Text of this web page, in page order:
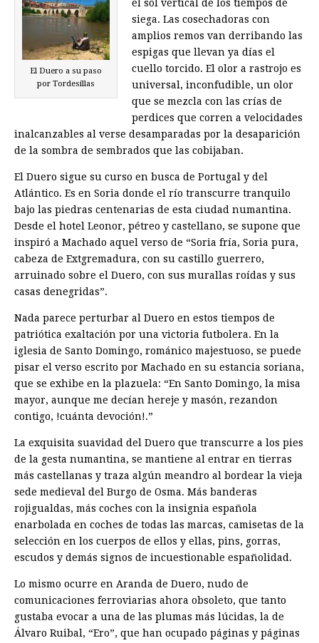
El Duero a su paso
por Tordesillas
el sol vertical de los tiempos de
siega. Las cosechadoras con
amplios remos van derribando las
espigas que llevan ya días el
cuello torcido. El olor a rastrojo es
universal, inconfudible, un olor
que se mezcla con las crías de
perdices que corren a velocidades
inalcanzables al verse desamparadas por la desaparición
de la sombra de sembrados que las cobijaban.
El Duero sigue su curso en busca de Portugal y del
Atlántico. Es en Soria donde el río transcurre tranquilo
bajo las piedras centenarias de esta ciudad numantina.
Desde el hotel Leonor, pétreo y castellano, se supone que
inspiró a Machado aquel verso de “Soria fría, Soria pura,
cabeza de Extgremadura, con su castillo guerrero,
arruinado sobre el Duero, con sus murallas roídas y sus
casas denegridas”.
Nada parece perturbar al Duero en estos tiempos de
patriótica exaltación por una victoria futbolera. En la
iglesia de Santo Domingo, románico majestuoso, se puede
pisar el verso escrito por Machado en su estancia soriana,
que se exhibe en la plazuela: “En Santo Domingo, la misa
mayor, aunque me decían hereje y masón, rezandon
contigo, !cuánta devoción!.”
La exquisita suavidad del Duero que transcurre a los pies
de la gesta numantina, se mantiene al entrar en tierras
más castellanas y traza algún meandro al bordear la vieja
sede medieval del Burgo de Osma. Más banderas
rojigualdas, más coches con la insignia española
enarbolada en coches de todas las marcas, camisetas de la
selección en los cuerpos de ellos y ellas, pins, gorras,
escudos y demás signos de incuestionable españolidad.
Lo mismo ocurre en Aranda de Duero, nudo de
comunicaciones ferroviarias ahora obsoleto, que tanto
gustaba evocar a una de las plumas más lúcidas, la de
Álvaro Ruibal, “Ero”, que han ocupado páginas y páginas